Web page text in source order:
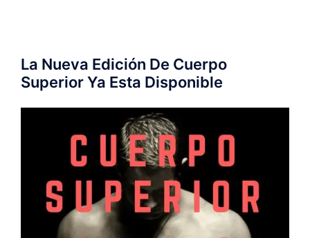
La Nueva Edición De Cuerpo
Superior Ya Esta Disponible